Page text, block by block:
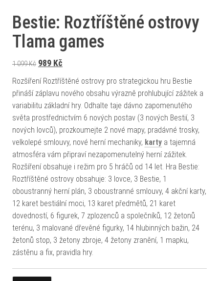
Bestie: Roztříštěné ostrovy
Tlama games
1 099Kč Původní cena byla: 1 099 Kč.
989 Kč
Rozšíření Roztříštěné ostrovy pro strategickou hru Bestie
přináší záplavu nového obsahu výrazně prohlubující zážitek a
variabilitu základní hry. Odhalte taje dávno zapomenutého
světa prostřednictvím 6 nových postav (3 nových Bestií, 3
nových lovců), prozkoumejte 2 nové mapy, pradávné trosky,
velkolepé smlouvy, nové herní mechaniky, karty a tajemná
atmosféra vám připraví nezapomenutelný herní zážitek.
Rozšíření obsahuje i režim pro 5 hráčů od 14 let. Hra Bestie:
Roztříštěné ostrovy obsahuje: 3 lovce, 3 Bestie, 1
oboustranný herní plán, 3 oboustranné smlouvy, 4 akční karty,
12 karet bestiální moci, 13 karet předmětů, 21 karet
dovedností, 6 figurek, 7 zplozenců a společníků, 12 žetonů
terénu, 3 malované dřevěné figurky, 14 hlubinných bažin, 24
žetonů stop, 3 žetony zbroje, 4 žetony zranění, 1 mapku,
zástěnu a fix, pravidla hry.